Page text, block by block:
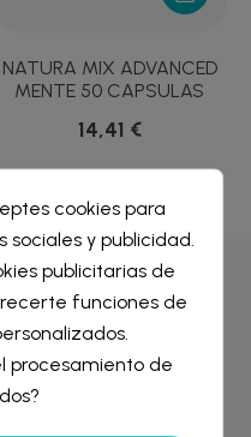
NATURA MIX ADVANCED
MENTE 50 CAPSULAS
14,41 €
Farmacia Liceo
en su lista de
cookies para
y publicidad.
publicitarias de
funciones de
procesamiento de